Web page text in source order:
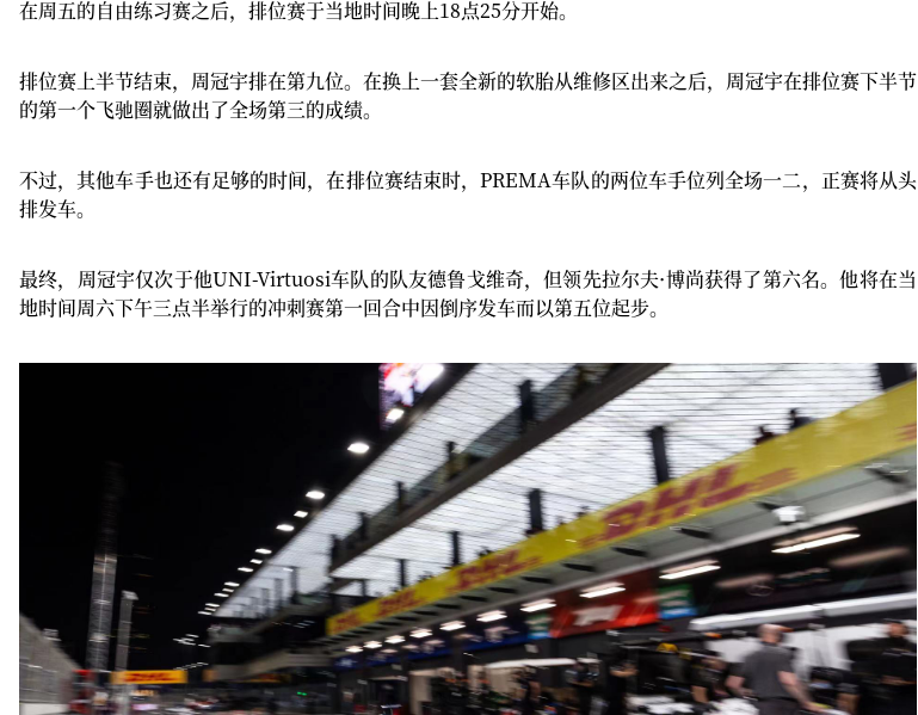
在周五的自由练习赛之后，排位赛于当地时间晚上18点25分开始。
排位赛上半节结束，周冠宇排在第九位。在换上一套全新的软胎从维修区出来之后，周冠宇在排位赛下半节
的第一个飞驰圈就做出了全场第三的成绩。
不过，其他车手也还有足够的时间，在排位赛结束时，PREMA车队的两位车手位列全场一二，正赛将从头
排发车。
最终，周冠宇仅次于他UNI-Virtuosi车队的队友德鲁戈维奇，但领先拉尔夫·博尚获得了第六名。他将在当
地时间周六下午三点半举行的冲刺赛第一回合中因倒序发车而以第五位起步。